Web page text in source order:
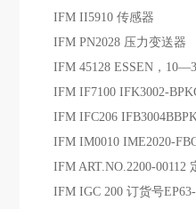
IFM II5910 传感器
IFM PN2028 压力变送器
IFM 45128 ESSEN，
IFM IF7100 IFK3002-
IFM IFC206
IFM IM0010 IME2020-
IFM ART.NO.2200-00112
IFM IGC 200 订货号